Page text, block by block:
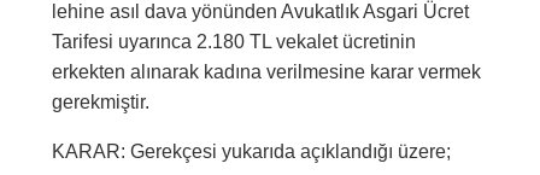
lehine asıl dava yönünden Avukatlık Asgari Ücret
Tarifesi uyarınca 2.180 TL vekalet ücretinin
erkekten alınarak kadına verilmesine karar vermek
gerekmiştir.
KARAR: Gerekçesi yukarıda açıklandığı üzere;